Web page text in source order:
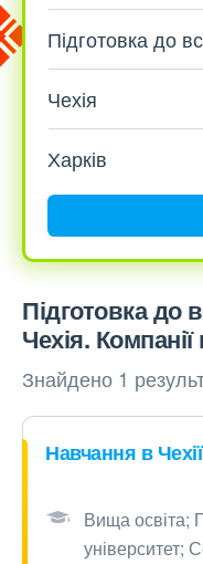
Підготовка до
Чехія.
Знайдено 1
Навчання в Чехії
Вища освіта;
університет;